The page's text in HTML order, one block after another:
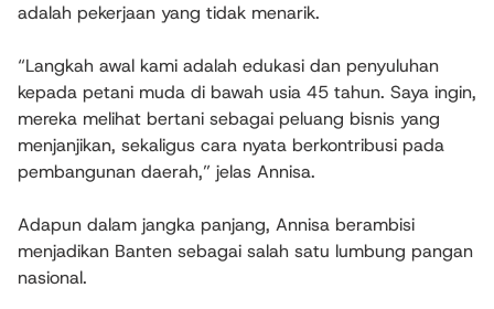
adalah pekerjaan yang tidak menarik.
“Langkah awal kami adalah edukasi dan penyuluhan
kepada petani muda di bawah usia 45 tahun. Saya ingin,
mereka melihat bertani sebagai peluang bisnis yang
menjanjikan, sekaligus cara nyata berkontribusi pada
pembangunan daerah,” jelas Annisa.
Adapun dalam jangka panjang, Annisa berambisi
menjadikan Banten sebagai salah satu lumbung pangan
nasional.